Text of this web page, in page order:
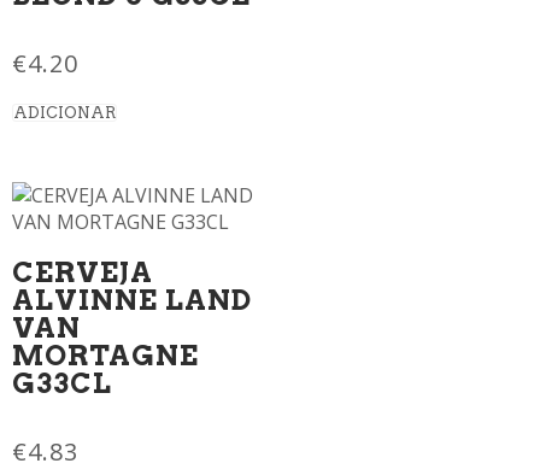
€4.20
ADICIONAR
CERVEJA
ALVINNE LAND
VAN
MORTAGNE
G33CL
€4.83